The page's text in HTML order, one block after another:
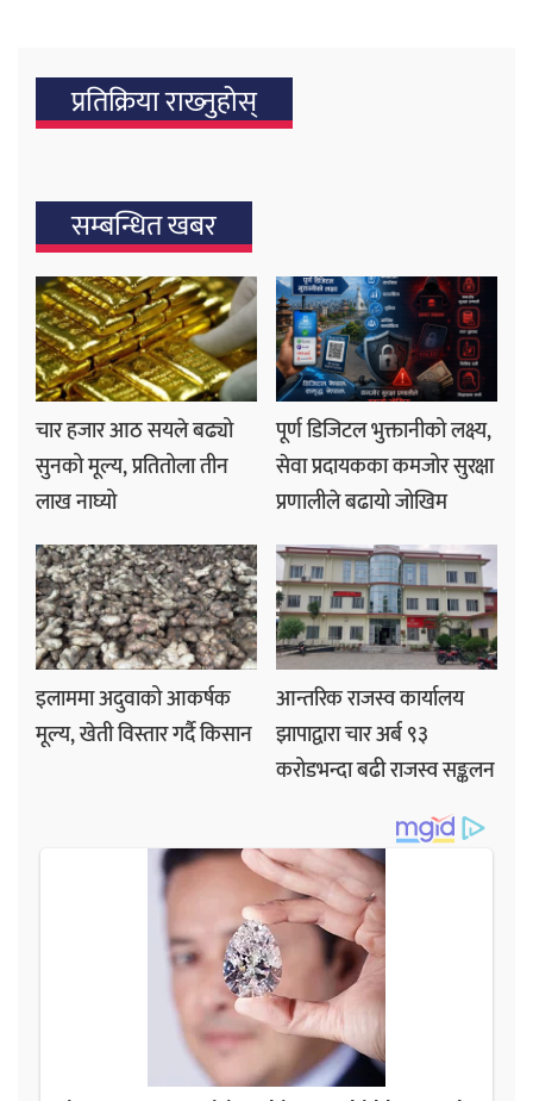
प्रतिक्रिया राख्‍नुहोस्
सम्बन्धित खबर
चार हजार आठ सयले बढ्यो
सुनको मूल्य, प्रतितोला तीन
लाख नाघ्यो
पूर्ण डिजिटल भुक्तानीको लक्ष्य,
सेवा प्रदायकका कमजोर सुरक्षा
प्रणालीले बढायो जोखिम
इलाममा अदुवाको आकर्षक
मूल्य, खेती विस्तार गर्दै किसान
आन्तरिक राजस्व कार्यालय
झापाद्वारा चार अर्ब ९३
करोडभन्दा बढी राजस्व सङ्कलन